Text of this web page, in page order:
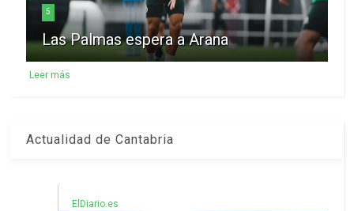
5
Las Palmas espera a Arana
Leer más
Actualidad de Cantabria
ElDiario.es